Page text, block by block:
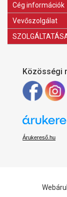
Cég információk
Vevőszolgálat
Közösségi
Árukereső.hu